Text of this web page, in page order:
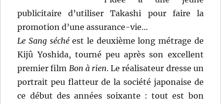
publicitaire d’utiliser Takashi pour faire la
promotion d’une assurance-vie…
Le Sang séchéest le deuxième long métrage de
Kijû Yoshida, tourné peu après son excellent
premier film Bon à rien. Le réalisateur dresse un
portrait peu flatteur de la société japonaise de
ce début des années soixante : tout est bon